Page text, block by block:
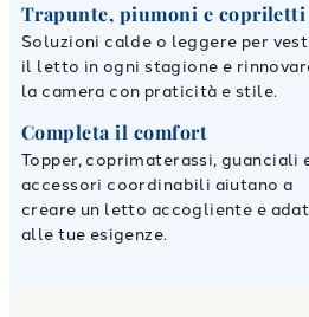
Trapunte, piumoni e copriletti
Soluzioni calde o leggere per
il letto in ogni stagione e
la camera con praticità e stile.
Completa il comfort
Topper, coprimaterassi, guanciali
accessori coordinabili aiutano a
creare un letto accogliente e
alle tue esigenze.